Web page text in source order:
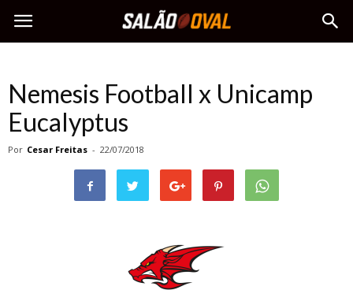
Nemesis Football x Unicamp
Eucalyptus
Por Cesar Freitas - 22/07/2018